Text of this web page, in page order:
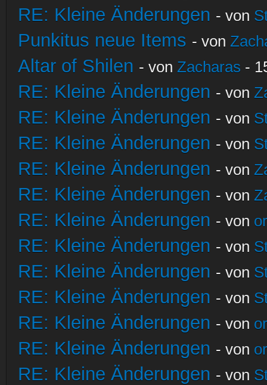
RE: Kleine Änderungen - von
Punkitus neue Items - von
Altar of Shilen - von Zacharas -
RE: Kleine Änderungen - von
RE: Kleine Änderungen - von
RE: Kleine Änderungen - von
RE: Kleine Änderungen - von
RE: Kleine Änderungen - von
RE: Kleine Änderungen - von
RE: Kleine Änderungen - von
RE: Kleine Änderungen - von
RE: Kleine Änderungen - von
RE: Kleine Änderungen - von
RE: Kleine Änderungen - von
RE: Kleine Änderungen - von